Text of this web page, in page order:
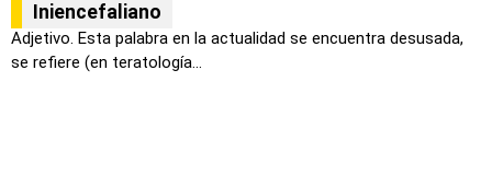
Iniencefaliano
Adjetivo. Esta palabra en la actualidad se encuentra desusada,
se refiere (en teratología...